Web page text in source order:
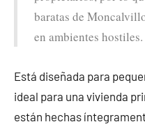
baratas de
en ambientes hostiles.
Está diseñada para
ideal para una vivienda
están hechas